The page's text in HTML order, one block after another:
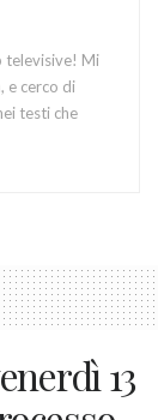
televisive! Mi
e cerco di
testi che
13